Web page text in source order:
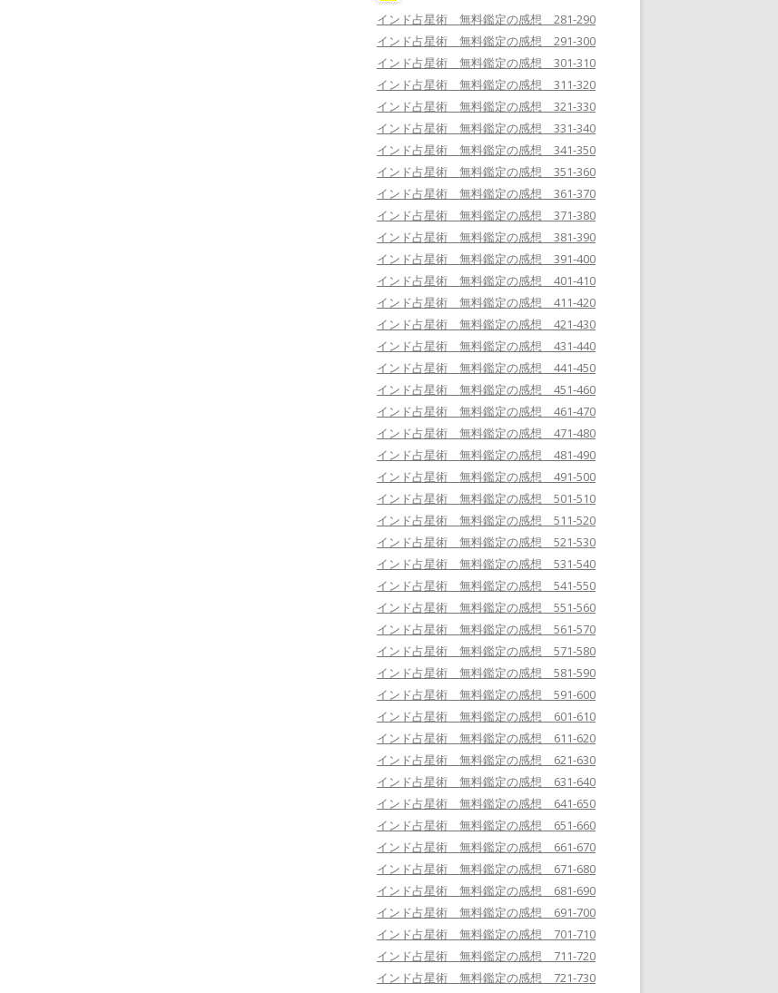
インド占星術 無料鑑定の感想 281-290
インド占星術 無料鑑定の感想 291-300
インド占星術 無料鑑定の感想 301-310
インド占星術 無料鑑定の感想 311-320
インド占星術 無料鑑定の感想 321-330
インド占星術 無料鑑定の感想 331-340
インド占星術 無料鑑定の感想 341-350
インド占星術 無料鑑定の感想 351-360
インド占星術 無料鑑定の感想 361-370
インド占星術 無料鑑定の感想 371-380
インド占星術 無料鑑定の感想 381-390
インド占星術 無料鑑定の感想 391-400
インド占星術 無料鑑定の感想 401-410
インド占星術 無料鑑定の感想 411-420
インド占星術 無料鑑定の感想 421-430
インド占星術 無料鑑定の感想 431-440
インド占星術 無料鑑定の感想 441-450
インド占星術 無料鑑定の感想 451-460
インド占星術 無料鑑定の感想 461-470
インド占星術 無料鑑定の感想 471-480
インド占星術 無料鑑定の感想 481-490
インド占星術 無料鑑定の感想 491-500
インド占星術 無料鑑定の感想 501-510
インド占星術 無料鑑定の感想 511-520
インド占星術 無料鑑定の感想 521-530
インド占星術 無料鑑定の感想 531-540
インド占星術 無料鑑定の感想 541-550
インド占星術 無料鑑定の感想 551-560
インド占星術 無料鑑定の感想 561-570
インド占星術 無料鑑定の感想 571-580
インド占星術 無料鑑定の感想 581-590
インド占星術 無料鑑定の感想 591-600
インド占星術 無料鑑定の感想 601-610
インド占星術 無料鑑定の感想 611-620
インド占星術 無料鑑定の感想 621-630
インド占星術 無料鑑定の感想 631-640
インド占星術 無料鑑定の感想 641-650
インド占星術 無料鑑定の感想 651-660
インド占星術 無料鑑定の感想 661-670
インド占星術 無料鑑定の感想 671-680
インド占星術 無料鑑定の感想 681-690
インド占星術 無料鑑定の感想 691-700
インド占星術 無料鑑定の感想 701-710
インド占星術 無料鑑定の感想 711-720
インド占星術 無料鑑定の感想 721-730